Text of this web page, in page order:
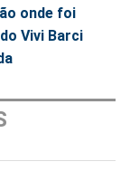
onde foi
Vivi Barci